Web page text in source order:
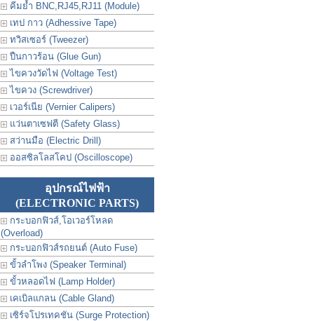
คีมย้ำ BNC,RJ45,RJ11 (Module)
เทป กาว (Adhessive Tape)
ทวิสเซอร์ (Tweezer)
ปืนกาวร้อน (Glue Gun)
ไขควงวัดไฟ (Voltage Test)
ไขควง (Screwdriver)
เวอร์เนีย (Vernier Calipers)
แว่นตาเซฟตี (Safety Glass)
สว่านมือ (Electric Drill)
ออสซิลโลสโคป (Oscilloscope)
อุปกรณ์ไฟฟ้า
(ELECTRONIC PARTS)
กระบอกฟิวส์,โอเวอร์โหลด
(Overload)
กระบอกฟิวส์รถยนต์ (Auto Fuse)
ขั้วลำโพง (Speaker Terminal)
ขั้วหลอดไฟ (Lamp Holder)
เคเบิลแกลน (Cable Gland)
เซิร์จโปรเทคชัน (Surge Protection)